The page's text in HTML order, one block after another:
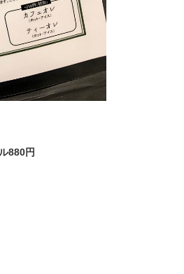
880円